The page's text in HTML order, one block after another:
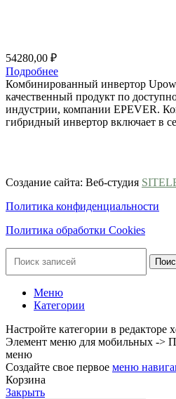
54280,00 ₽
Подробнее
Комбинированный инвертор
качественный продукт по
индустрии, компании EPEVER.
гибридный инвертор включает в
Создание сайта: Веб-студия
Политика конфиденциальности
Политика обработки Cookies
Меню
Категории
Настройте категории в
Элемент меню для мобильных ->
меню
Создайте свое первое меню
Корзина
Закрыть